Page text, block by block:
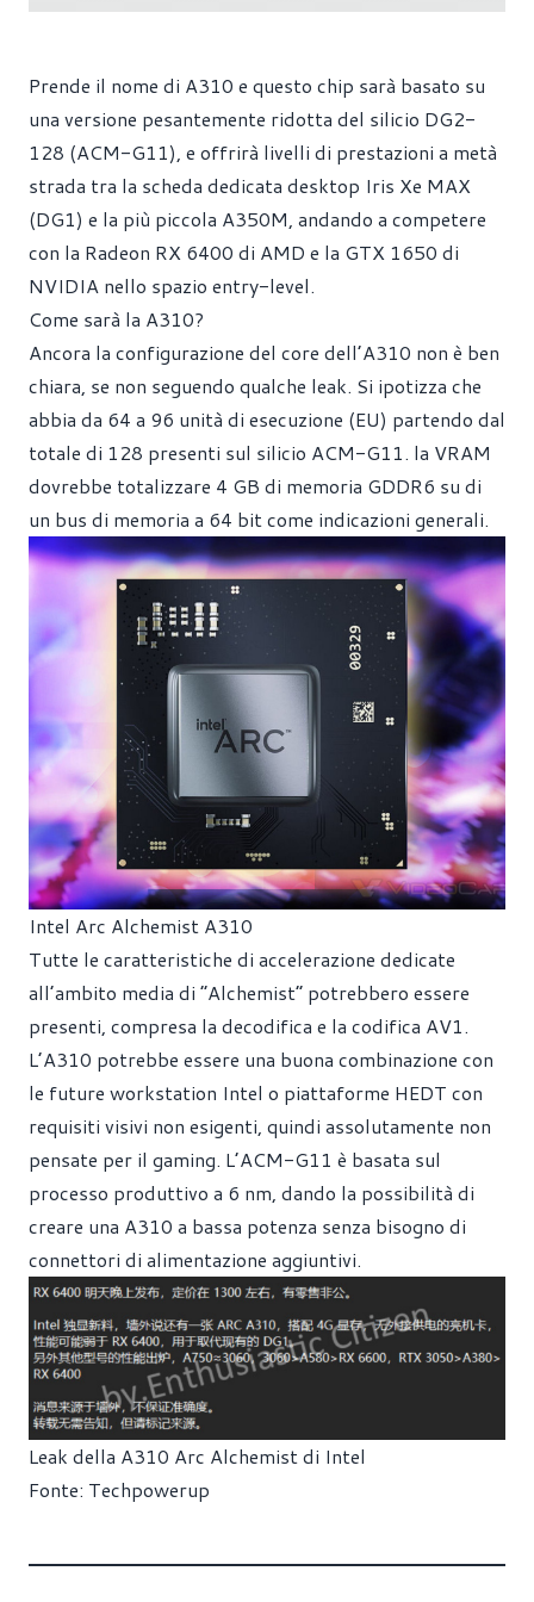
Prende il nome di A310 e questo chip sarà basato su
una versione pesantemente ridotta del silicio DG2-
128 (ACM-G11), e offrirà livelli di prestazioni a metà
strada tra la scheda dedicata desktop Iris Xe MAX
(DG1) e la più piccola A350M, andando a competere
con la Radeon RX 6400 di AMD e la GTX 1650 di
NVIDIA nello spazio entry-level.
Come sarà la A310?
Ancora la configurazione del core dell’A310 non è ben
chiara, se non seguendo qualche leak. Si ipotizza che
abbia da 64 a 96 unità di esecuzione (EU) partendo dal
totale di 128 presenti sul silicio ACM-G11. la VRAM
dovrebbe totalizzare 4 GB di memoria GDDR6 su di
un bus di memoria a 64 bit come indicazioni generali.
Intel Arc Alchemist A310
Tutte le caratteristiche di accelerazione dedicate
all’ambito media di “Alchemist” potrebbero essere
presenti, compresa la decodifica e la codifica AV1.
L’A310 potrebbe essere una buona combinazione con
le future workstation Intel o piattaforme HEDT con
requisiti visivi non esigenti, quindi assolutamente non
pensate per il gaming. L’ACM-G11 è basata sul
processo produttivo a 6 nm, dando la possibilità di
creare una A310 a bassa potenza senza bisogno di
connettori di alimentazione aggiuntivi.
Leak della A310 Arc Alchemist di Intel
Fonte: Techpowerup